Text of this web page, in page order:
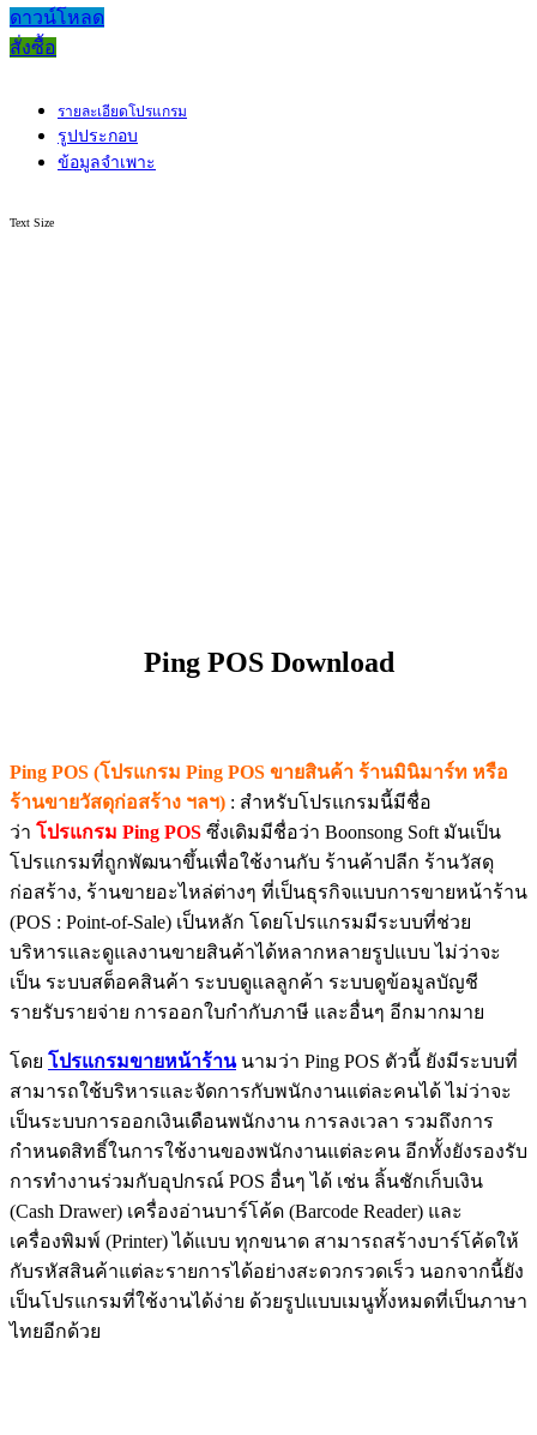
ดาวน์โหลด
สั่งซื้อ
รายละเอียดโปรแกรม
รูปประกอบ
ข้อมูลจำเพาะ
Text Size
Ping POS Download
Ping POS (โปรแกรม Ping POS ขายสินค้า ร้านมินิมาร์ท หรือ
ร้านขายวัสดุก่อสร้าง ฯลฯ) : สำหรับโปรแกรมนี้มีชื่อ
ว่า โปรแกรม Ping POS ซึ่งเดิมมีชื่อว่า Boonsong Soft มันเป็น
โปรแกรมที่ถูกพัฒนาขึ้นเพื่อใช้งานกับ ร้านค้าปลีก ร้านวัสดุ
ก่อสร้าง, ร้านขายอะไหล่ต่างๆ ที่เป็นธุรกิจแบบการขายหน้าร้าน
(POS : Point-of-Sale) เป็นหลัก โดยโปรแกรมมีระบบที่ช่วย
บริหารและดูแลงานขายสินค้าได้หลากหลายรูปแบบ ไม่ว่าจะ
เป็น ระบบสต็อคสินค้า ระบบดูแลลูกค้า ระบบดูข้อมูลบัญชี
รายรับรายจ่าย การออกใบกำกับภาษี และอื่นๆ อีกมากมาย
โดย โปรแกรมขายหน้าร้านนามว่า Ping POS ตัวนี้ ยังมีระบบที่
สามารถใช้บริหารและจัดการกับพนักงานแต่ละคนได้ ไม่ว่าจะ
เป็นระบบการออกเงินเดือนพนักงาน การลงเวลา รวมถึงการ
กำหนดสิทธิ์ในการใช้งานของพนักงานแต่ละคน อีกทั้งยังรองรับ
การทำงานร่วมกับอุปกรณ์ POS อื่นๆ ได้ เช่น ลิ้นชักเก็บเงิน
(Cash Drawer) เครื่องอ่านบาร์โค้ด (Barcode Reader) และ
เครื่องพิมพ์ (Printer) ได้แบบ ทุกขนาด สามารถสร้างบาร์โค้ดให้
กับรหัสสินค้าแต่ละรายการได้อย่างสะดวกรวดเร็ว นอกจากนี้ยัง
เป็นโปรแกรมที่ใช้งานได้ง่าย ด้วยรูปแบบเมนูทั้งหมดที่เป็นภาษา
ไทยอีกด้วย